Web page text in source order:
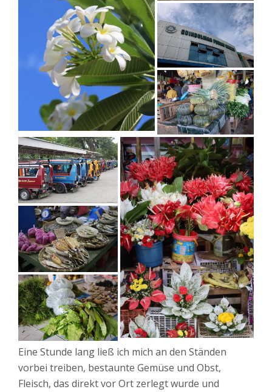
Eine Stunde lang ließ ich mich an den Ständen
vorbei treiben, bestaunte Gemüse und Obst,
Fleisch, das direkt vor Ort zerlegt wurde und